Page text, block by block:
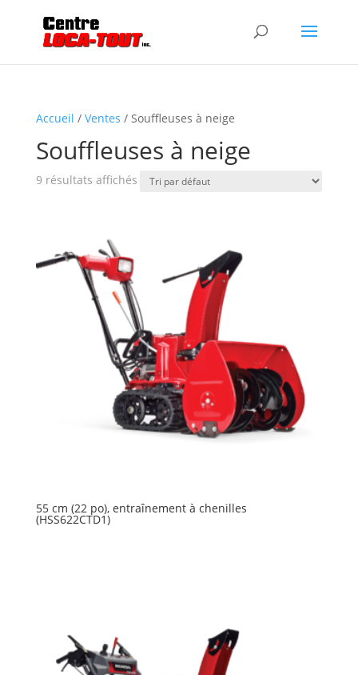
Accueil / Ventes / Souffleuses à neige
Souffleuses à neige
9 résultats affichés
55 cm (22 po), entraînement à chenilles
(HSS622CTD1)